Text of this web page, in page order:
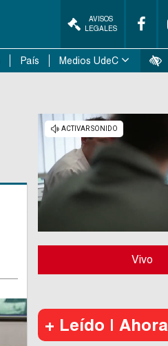
AVISOS
LEGALES
País Medios UdeC
Vivo
+ Leído | Ahora